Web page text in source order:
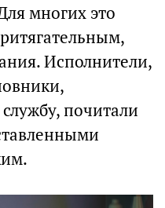
многих это
Исполнители,
почитали